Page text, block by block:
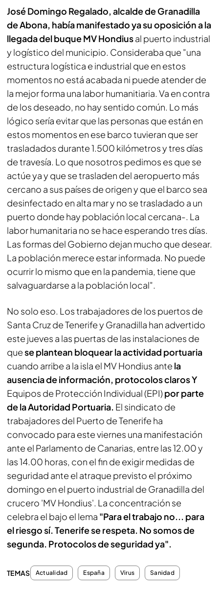
José Domingo Regalado, alcalde de Granadilla
de Abona, había manifestado ya su oposición a la
llegada del buque MV Hondiusal puerto industrial
y logístico del municipio. Consideraba que "una
estructura logística e industrial que en estos
momentos no está acabada ni puede atender de
la mejor forma una labor humanitiaria. Va en contra
de los deseado, no hay sentido común. Lo más
lógico sería evitar que las personas que están en
estos momentos en ese barco tuvieran que ser
trasladados durante 1.500 kilómetros y tres días
de travesía. Lo que nosotros pedimos es que se
actúe ya y que se trasladen del aeropuerto más
cercano a sus países de origen y que el barco sea
desinfectado en alta mar y no se trasladado a un
puerto donde hay población local cercana-. La
labor humanitaria no se hace esperando tres días.
Las formas del Gobierno dejan mucho que desear.
La población merece estar informada. No puede
ocurrir lo mismo que en la pandemia, tiene que
salvaguardarse a la población local".
No solo eso. Los trabajadores de los puertos de
Santa Cruz de Tenerife y Granadilla han advertido
este jueves a las puertas de las instalaciones de
quese plantean bloquear la actividad portuaria
cuando arribe a la isla el MV Hondius ante la
ausencia de información, protocolos claros Y
Equipos de Protección Individual (EPI)por parte
de la Autoridad Portuaria. El sindicato de
trabajadores del Puerto de Tenerife ha
convocado para este viernes una manifestación
ante el Parlamento de Canarias, entre las 12.00 y
las 14.00 horas, con el fin de exigir medidas de
seguridad ante el atraque previsto el próximo
domingo en el puerto industrial de Granadilla del
crucero 'MV Hondius'. La concentración se
celebra el bajo el lema "Para el trabajo no... para
el riesgo sí. Tenerife se respeta. No somos de
segunda. Protocolos de seguridad ya".
TEMAS Actualidad España Virus Sanidad